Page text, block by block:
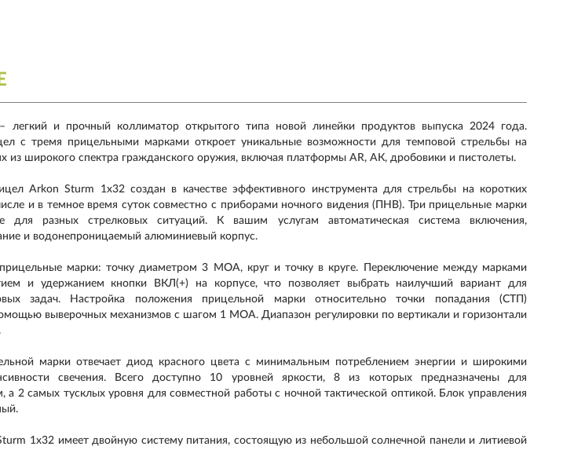
легкий и прочный коллиматор открытого типа новой линейки продуктов выпуска 2024 года.
с тремя прицельными марками откроет уникальные возможности для темповой стрельбы на
из широкого спектра гражданского оружия, включая платформы AR, AК, дробовики и пистолеты.
Arkon Sturm 1x32 создан в качестве эффективного инструмента для стрельбы на коротких
и в темное время суток совместно с приборами ночного видения (ПНВ). Три прицельные марки
для разных стрелковых ситуаций. К вашим услугам автоматическая система включения,
и водонепроницаемый алюминиевый корпус.
марки: точку диаметром 3 МОА, круг и точку в круге. Переключение между марками
и удержанием кнопки ВКЛ(+) на корпусе, что позволяет выбрать наилучший вариант для
задач. Настройка положения прицельной марки относительно точки попадания (СТП)
выверочных механизмов с шагом 1 МОА. Диапазон регулировки по вертикали и горизонтали
марки отвечает диод красного цвета с минимальным потреблением энергии и широкими
свечения. Всего доступно 10 уровней яркости, 8 из которых предназначены для
а 2 самых тусклых уровня для совместной работы с ночной тактической оптикой. Блок управления
1x32 имеет двойную систему питания, состоящую из небольшой солнечной панели и литиевой